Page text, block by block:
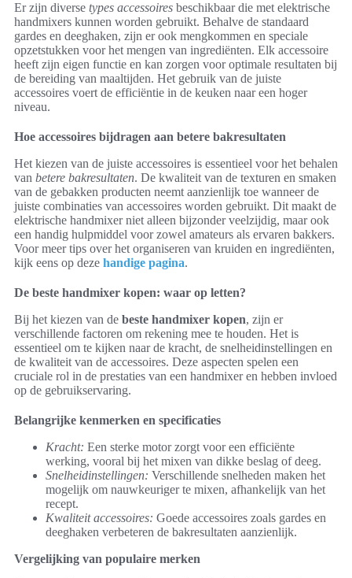
Er zijn diverse types accessoires beschikbaar die met elektrische
handmixers kunnen worden gebruikt. Behalve de standaard
gardes en deeghaken, zijn er ook mengkommen en speciale
opzetstukken voor het mengen van ingrediënten. Elk accessoire
heeft zijn eigen functie en kan zorgen voor optimale resultaten bij
de bereiding van maaltijden. Het gebruik van de juiste
accessoires voert de efficiëntie in de keuken naar een hoger
niveau.
Hoe accessoires bijdragen aan betere bakresultaten
Het kiezen van de juiste accessoires is essentieel voor het behalen
van betere bakresultaten. De kwaliteit van de texturen en smaken
van de gebakken producten neemt aanzienlijk toe wanneer de
juiste combinaties van accessoires worden gebruikt. Dit maakt de
elektrische handmixer niet alleen bijzonder veelzijdig, maar ook
een handig hulpmiddel voor zowel amateurs als ervaren bakkers.
Voor meer tips over het organiseren van kruiden en ingrediënten,
kijk eens op deze handige pagina.
De beste handmixer kopen: waar op letten?
Bij het kiezen van de beste handmixer kopen, zijn er
verschillende factoren om rekening mee te houden. Het is
essentieel om te kijken naar de kracht, de snelheidinstellingen en
de kwaliteit van de accessoires. Deze aspecten spelen een
cruciale rol in de prestaties van een handmixer en hebben invloed
op de gebruikservaring.
Belangrijke kenmerken en specificaties
Kracht: Een sterke motor zorgt voor een efficiënte
werking, vooral bij het mixen van dikke beslag of deeg.
Snelheidinstellingen: Verschillende snelheden maken het
mogelijk om nauwkeuriger te mixen, afhankelijk van het
recept.
Kwaliteit accessoires: Goede accessoires zoals gardes en
deeghaken verbeteren de bakresultaten aanzienlijk.
Vergelijking van populaire merken